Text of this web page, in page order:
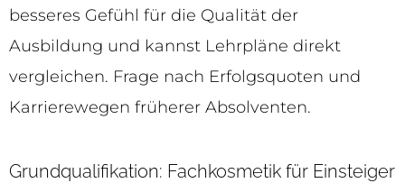
besseres Gefühl für die Qualität der
Ausbildung und kannst Lehrpläne direkt
vergleichen. Frage nach Erfolgsquoten und
Karrierewegen früherer Absolventen.
Grundqualifikation: Fachkosmetik für Einsteiger